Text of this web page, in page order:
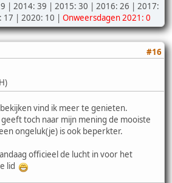
| 2014: 39 | 2015: 30 | 2016: 26 | 2017:
17 | 2020: 10 | Onweersdagen 2021: 0
#16
vind ik meer te genieten.
toch naar mijn mening de mooiste
ongeluk(je) is ook beperkter.
officieel de lucht in voor het
lid